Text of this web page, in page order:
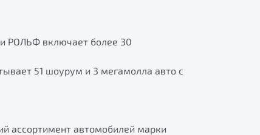
РОЛЬФ включает более 30
51 шоурум и 3 мегамолла авто с
ассортимент автомобилей марки